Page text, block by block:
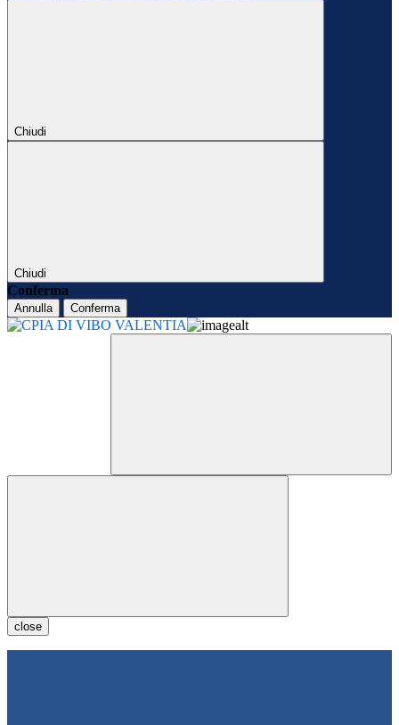
Chiudi
Chiudi
Conferma
Annulla Conferma
close